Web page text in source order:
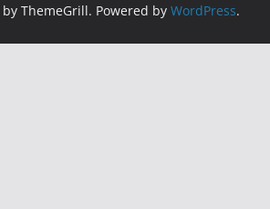
by ThemeGrill. Powered by WordPress.